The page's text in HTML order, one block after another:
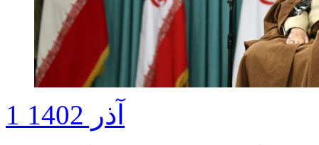
1 آذر 1402